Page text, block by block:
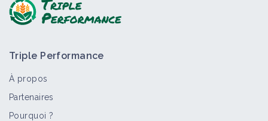
Triple Performance
À propos
Partenaires
Pourquoi ?